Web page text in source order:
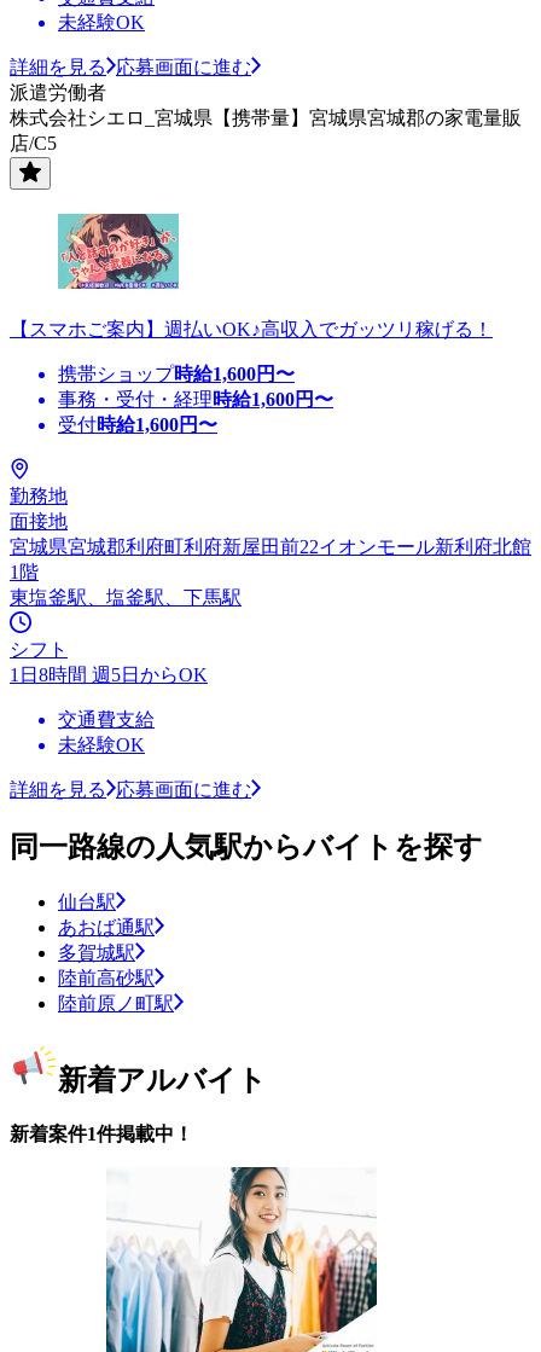
未経験OK
詳細を見る
応募画面に進む
派遣労働者
株式会社シエロ_宮城県【携帯量】宮城県宮城郡の家電量販
店/C5
【スマホご案内】週払いOK♪高収入でガッツリ稼げる！
携帯ショップ時給1,600円〜
事務・受付・経理時給1,600円〜
受付時給1,600円〜
勤務地
面接地
宮城県宮城郡利府町利府新屋田前22イオンモール新利府北館
1階
東塩釜駅、塩釜駅、下馬駅
シフト
1日8時間 週5日からOK
交通費支給
未経験OK
詳細を見る 応募画面に進む
同一路線の人気駅からバイトを探す
仙台駅
あおば通駅
多賀城駅
陸前高砂駅
陸前原ノ町駅
新着アルバイト
新着案件1件掲載中！